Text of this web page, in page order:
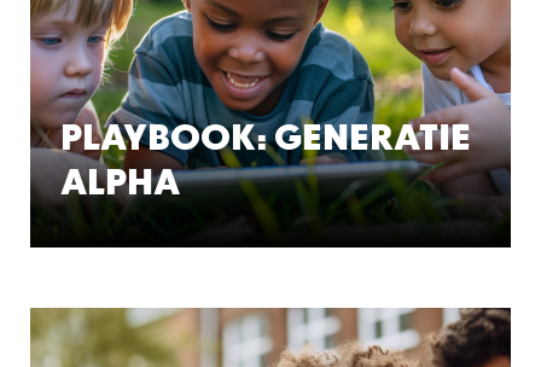
PLAYBOOK: GENERATIE
ALPHA